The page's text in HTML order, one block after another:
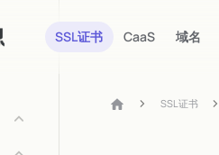
SSL证书 CaaS 域名
SSL证书